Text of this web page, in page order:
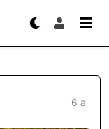
6 a